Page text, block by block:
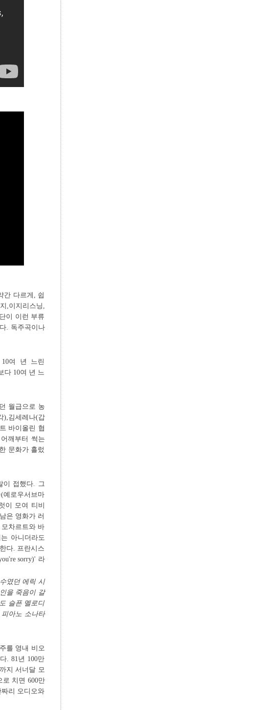
간 다르게, 쉽
,이지리스닝,
이 이런 부류
. 독주곡이나
여 년 느린
다 10여 년 느
월급으로 농
),김세레나(갑
바이올린 협
깨부터 썩는
문화가 흘렀
이 접했다. 그
예로우서브마
이 모여 티비
은 영화가 러
차르트와 바
아니더라도
다. 프란시스
sorry)' 라
였던 에릭 시
을 죽음이 갈
슬픈 멜로디
아노 소나타
를 영내 비오
. 81년 100만
지 서너달 모
로 치면 600만
리 오디오와